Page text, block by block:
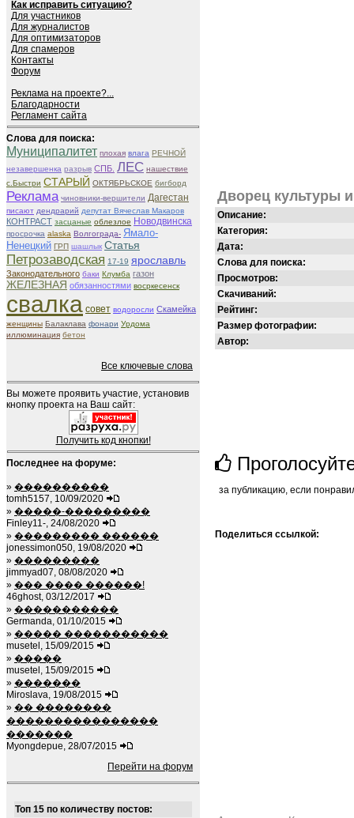
Как исправить ситуацию?
Для участников
Для журналистов
Для оптимизаторов
Для спамеров
Контакты
Форум
Реклама на проекте?...
Благодарности
Регламент сайта
Слова для поиска:
Муниципалитет плохая влага РЕЧНОЙ
незавершенка разрыв СПБ. ЛЕС нашествие
с.Быстри СТАРЫЙ ОКТЯБРЬСКОЕ бигборд
Реклама чиновники-вершители Дагестан
писают дендрарий депутат Вячеслав Макаров
КОНТРАСТ засцаные облезлое Новодвинска
просрочка alaska Волгограда- Ямало-
Ненецкий ГРП шашлык Статья
Петрозаводская 17-19 ярославль
Законодательного баки Клумба газон
ЖЕЛЕЗНАЯ обязанностями восркесенск
свалка совет водоросли Скамейка
женщины Балаклава фонари Урдома
иллюминация бетон
Все ключевые слова
Вы можете проявить участие, установив
кнопку проекта на Ваш сайт:
Получить код кнопки!
Последнее на форуме:
» ����������
tomh5157, 10/09/2020
» �����-���������
Finley11-, 24/08/2020
» ��������� ������
jonessimon050, 19/08/2020
» ���������
jimmyad07, 08/08/2020
» ��� ���� ������!
46ghost, 03/12/2017
» �����������
Germanda, 01/10/2015
» ����� �����������
musetel, 15/09/2015
» �����
musetel, 15/09/2015
» �������
Miroslava, 19/08/2015
» �� ��������
����������������
�������
Myongdepue, 28/07/2015
Перейти на форум
Топ 15 по количеству постов:
Дворец культуры
Описание:
Категория:
Дата:
Слова для поиска:
Просмотров:
Скачиваний:
Рейтинг:
Размер фотографии:
Автор:
за публикацию, если
Поделиться ссылкой: